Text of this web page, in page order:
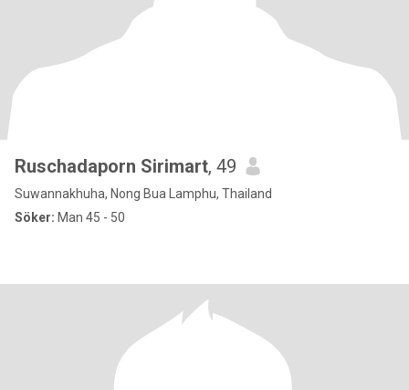
Ruschadaporn Sirimart, 49
Suwannakhuha, Nong Bua Lamphu, Thailand
Söker: Man 45 - 50